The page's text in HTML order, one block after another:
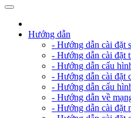
Hướng dẫn
- Hướng dẫn cài đặt
- Hướng dẫn cài đặt
- Hướng dẫn cấu
- Hướng dẫn cài đặt
- Hướng dẫn cấu
- Hướng dẫn về
- Hướng dẫn cài đặt